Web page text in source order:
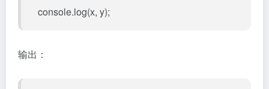
console.log(x, y);
输出：